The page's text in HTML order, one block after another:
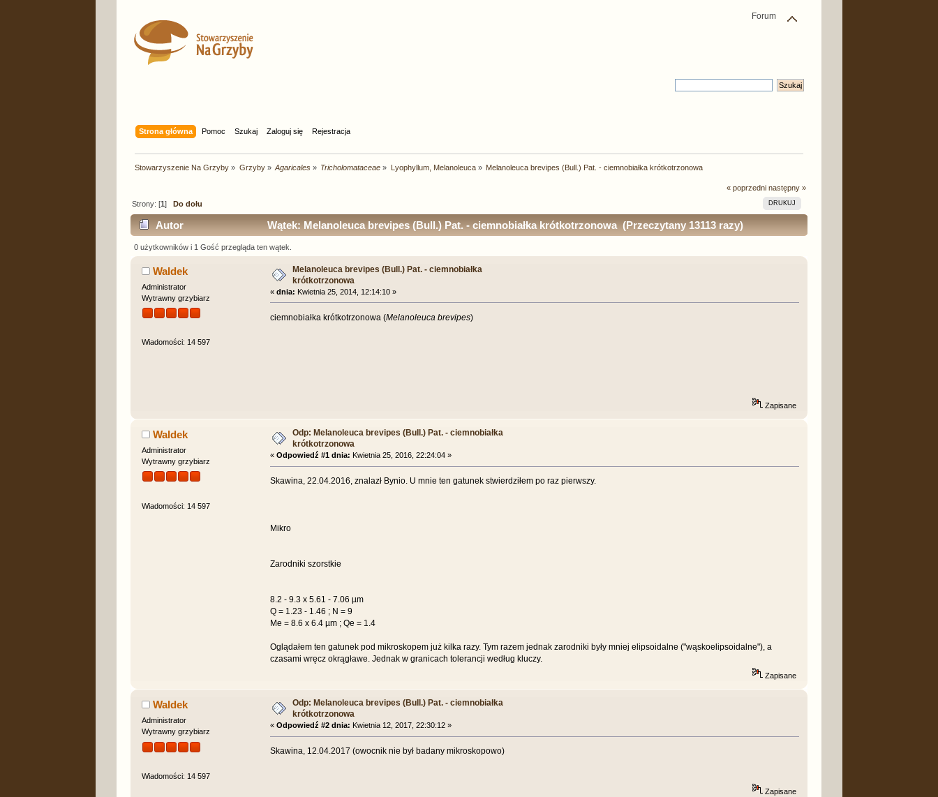
Forum
Strona główna Pomoc Szukaj Zaloguj się Rejestracja
Stowarzyszenie Na Grzyby » Grzyby» Agaricales» Tricholomataceae » Lyophyllum, Melanoleuca» Melanoleuca brevipes (Bull.) Pat. - ciemnobiałka krótkotrzonowa
« poprzedni następny »
DRUKUJ
Strony: [1]Do dołu
Autor Wątek: Melanoleuca brevipes (Bull.) Pat. - ciemnobiałka krótkotrzonowa (Przeczytany 13113 razy)
0 użytkowników i 1 Gość przegląda ten wątek.
Waldek
Administrator
Wytrawny grzybiarz
Wiadomości: 14 597
Melanoleuca brevipes (Bull.) Pat. - ciemnobiałka
krótkotrzonowa
« dnia: Kwietnia 25, 2014, 12:14:10 »
ciemnobiałka krótkotrzonowa (Melanoleuca brevipes)
Zapisane
Waldek
Administrator
Wytrawny grzybiarz
Wiadomości: 14 597
Odp: Melanoleuca brevipes (Bull.) Pat. - ciemnobiałka
krótkotrzonowa
« Odpowiedź #1 dnia: Kwietnia 25, 2016, 22:24:04 »
Skawina, 22.04.2016, znalazł Bynio. U mnie ten gatunek stwierdziłem po raz pierwszy.
Mikro
Zarodniki szorstkie
8.2 - 9.3 x 5.61 - 7.06 µm
Q = 1.23 - 1.46 ; N = 9
Me = 8.6 x 6.4 µm ; Qe = 1.4
Oglądałem ten gatunek pod mikroskopem już kilka razy. Tym razem jednak zarodniki były mniej elipsoidalne ("wąskoelipsoidalne"), a
czasami wręcz okrągławe. Jednak w granicach tolerancji według kluczy.
Zapisane
Waldek
Administrator
Wytrawny grzybiarz
Wiadomości: 14 597
Odp: Melanoleuca brevipes (Bull.) Pat. - ciemnobiałka
krótkotrzonowa
« Odpowiedź #2 dnia: Kwietnia 12, 2017, 22:30:12 »
Skawina, 12.04.2017 (owocnik nie był badany mikroskopowo)
Zapisane